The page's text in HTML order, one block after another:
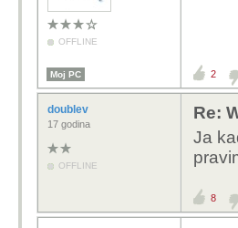
OFFLINE
Moj PC 2
doublev
17 godina
OFFLINE
Re:
Ja
8